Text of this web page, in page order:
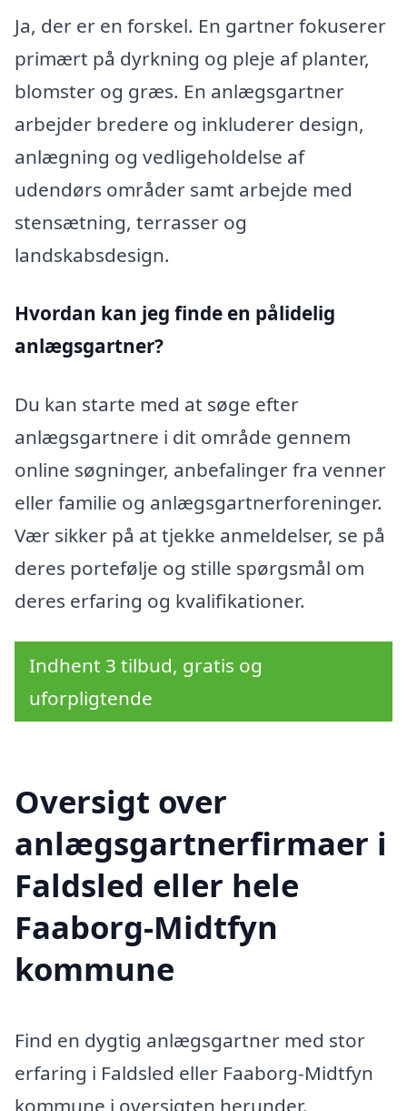
Ja, der er en forskel. En gartner fokuserer
primært på dyrkning og pleje af planter,
blomster og græs. En anlægsgartner
arbejder bredere og inkluderer design,
anlægning og vedligeholdelse af
udendørs områder samt arbejde med
stensætning, terrasser og
landskabsdesign.
Hvordan kan jeg finde en pålidelig
anlægsgartner?
Du kan starte med at søge efter
anlægsgartnere i dit område gennem
online søgninger, anbefalinger fra venner
eller familie og anlægsgartnerforeninger.
Vær sikker på at tjekke anmeldelser, se på
deres portefølje og stille spørgsmål om
deres erfaring og kvalifikationer.
Indhent 3 tilbud, gratis og
uforpligtende
Oversigt over
anlægsgartnerfirmaer i
Faldsled eller hele
Faaborg-Midtfyn
kommune
Find en dygtig anlægsgartner med stor
erfaring i Faldsled eller Faaborg-Midtfyn
kommune i oversigten herunder.